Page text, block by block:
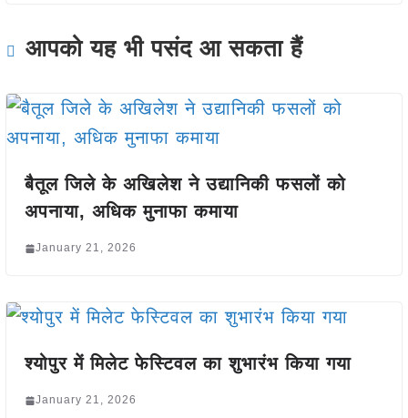
आपको यह भी पसंद आ सकता हैं
बैतूल जिले के अखिलेश ने उद्यानिकी फसलों को
अपनाया, अधिक मुनाफा कमाया
January 21, 2026
श्योपुर में मिलेट फेस्टिवल का शुभारंभ किया गया
January 21, 2026